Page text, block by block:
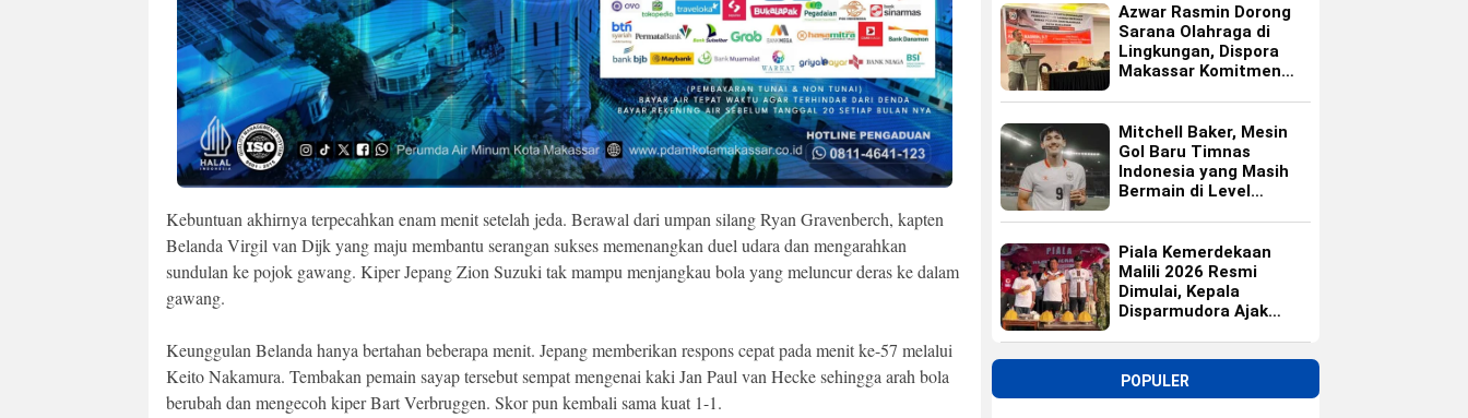
Kebuntuan akhirnya terpecahkan enam menit setelah jeda. Berawal dari umpan silang Ryan Gravenberch, kapten
Belanda Virgil van Dijk yang maju membantu serangan sukses memenangkan duel udara dan mengarahkan
sundulan ke pojok gawang. Kiper Jepang Zion Suzuki tak mampu menjangkau bola yang meluncur deras ke dalam
gawang.
Keunggulan Belanda hanya bertahan beberapa menit. Jepang memberikan respons cepat pada menit ke-57 melalui
Keito Nakamura. Tembakan pemain sayap tersebut sempat mengenai kaki Jan Paul van Hecke sehingga arah bola
berubah dan mengecoh kiper Bart Verbruggen. Skor pun kembali sama kuat 1-1.
Azwar Rasmin Dorong
Sarana Olahraga di
Lingkungan, Dispora
Makassar Komitmen
Mitchell Baker, Mesin
Gol Baru Timnas
Indonesia yang Masih
Bermain di Level
Piala Kemerdekaan
Malili 2026 Resmi
Dimulai, Kepala
Disparmudora Ajak
POPULER